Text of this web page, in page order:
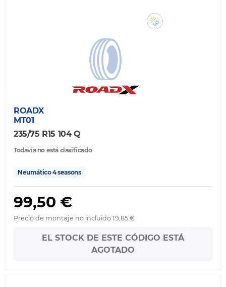
ROADX
MT01
235/75 R15 104 Q
Todavía no está clasificado
Neumático 4 seasons
99,50 €
Precio de montaje no incluido 19,85 €
EL STOCK DE ESTE CÓDIGO ESTÁ
AGOTADO